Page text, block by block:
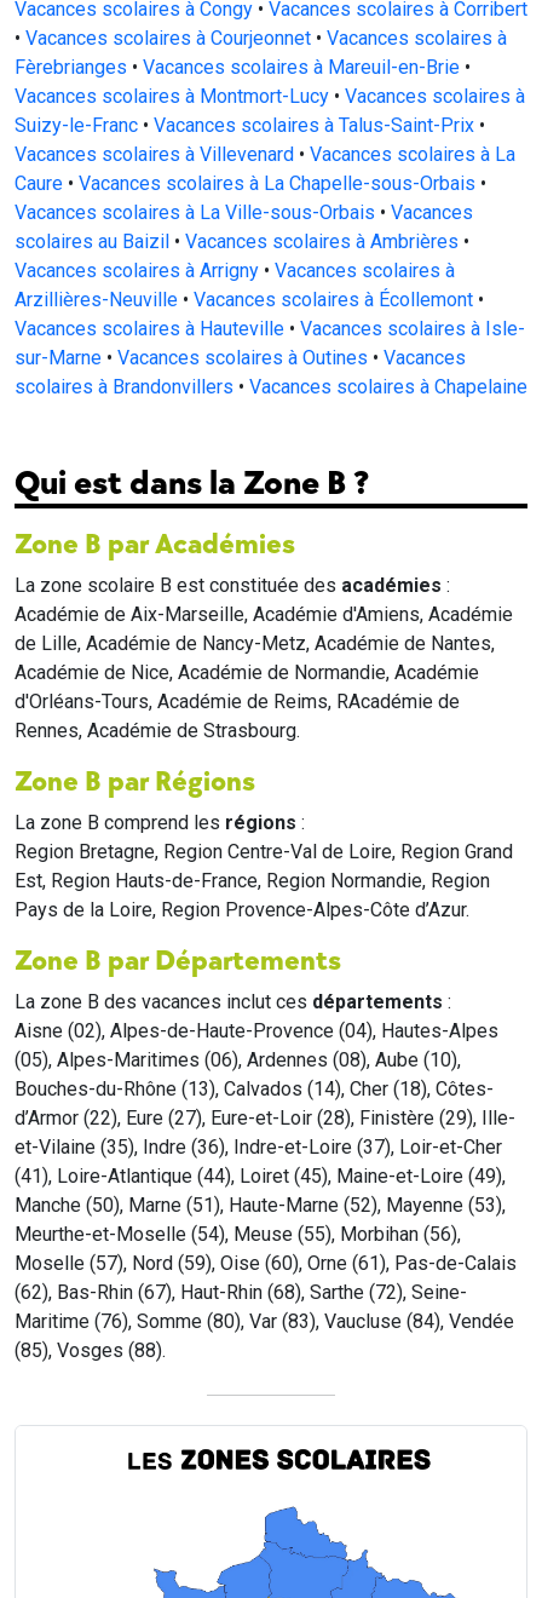
Vacances scolaires à Congy • Vacances scolaires à Corribert
• Vacances scolaires à Courjeonnet • Vacances scolaires à
Fèrebrianges • Vacances scolaires à Mareuil-en-Brie •
Vacances scolaires à Montmort-Lucy • Vacances scolaires à
Suizy-le-Franc • Vacances scolaires à Talus-Saint-Prix •
Vacances scolaires à Villevenard • Vacances scolaires à La
Caure • Vacances scolaires à La Chapelle-sous-Orbais •
Vacances scolaires à La Ville-sous-Orbais • Vacances
scolaires au Baizil • Vacances scolaires à Ambrières •
Vacances scolaires à Arrigny • Vacances scolaires à
Arzillières-Neuville • Vacances scolaires à Écollemont •
Vacances scolaires à Hauteville • Vacances scolaires à Isle-
sur-Marne • Vacances scolaires à Outines • Vacances
scolaires à Brandonvillers • Vacances scolaires à Chapelaine
Qui est dans la Zone B ?
Zone B par Académies
La zone scolaire B est constituée des académies :
Académie de Aix-Marseille, Académie d'Amiens, Académie
de Lille, Académie de Nancy-Metz, Académie de Nantes,
Académie de Nice, Académie de Normandie, Académie
d'Orléans-Tours, Académie de Reims, RAcadémie de
Rennes, Académie de Strasbourg.
Zone B par Régions
La zone B comprend les régions :
Region Bretagne, Region Centre-Val de Loire, Region Grand
Est, Region Hauts-de-France, Region Normandie, Region
Pays de la Loire, Region Provence-Alpes-Côte d’Azur.
Zone B par Départements
La zone B des vacances inclut ces départements :
Aisne (02), Alpes-de-Haute-Provence (04), Hautes-Alpes
(05), Alpes-Maritimes (06), Ardennes (08), Aube (10),
Bouches-du-Rhône (13), Calvados (14), Cher (18), Côtes-
d’Armor (22), Eure (27), Eure-et-Loir (28), Finistère (29), Ille-
et-Vilaine (35), Indre (36), Indre-et-Loire (37), Loir-et-Cher
(41), Loire-Atlantique (44), Loiret (45), Maine-et-Loire (49),
Manche (50), Marne (51), Haute-Marne (52), Mayenne (53),
Meurthe-et-Moselle (54), Meuse (55), Morbihan (56),
Moselle (57), Nord (59), Oise (60), Orne (61), Pas-de-Calais
(62), Bas-Rhin (67), Haut-Rhin (68), Sarthe (72), Seine-
Maritime (76), Somme (80), Var (83), Vaucluse (84), Vendée
(85), Vosges (88).